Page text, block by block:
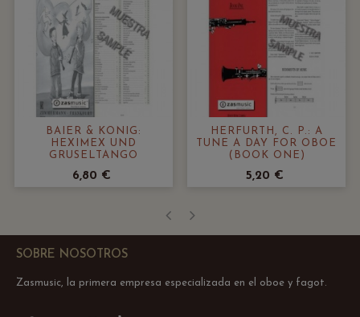
BAIER & KÖNIG:
HEXIMEX UND
GRUSELTANGO
6,80 €
HERFURTH, C. P.: A
TUNE A DAY FOR OBOE
(BOOK ONE)
5,20 €
SOBRE NOSOTROS
Zasmusic, la primera empresa especializada en el oboe y fagot.